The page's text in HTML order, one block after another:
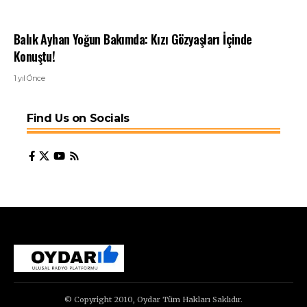
Balık Ayhan Yoğun Bakımda: Kızı Gözyaşları İçinde
Konuştu!
1 yıl Önce
Find Us on Socials
© Copyright 2010, Oydar Tüm Hakları Saklıdır.